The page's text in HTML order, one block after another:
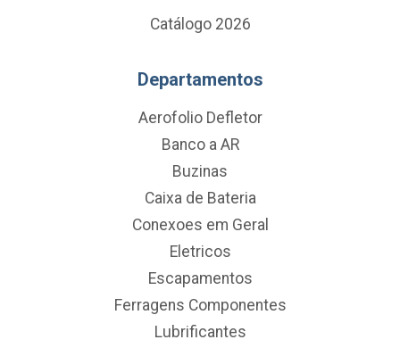
Catálogo 2026
Departamentos
Aerofolio Defletor
Banco a AR
Buzinas
Caixa de Bateria
Conexoes em Geral
Eletricos
Escapamentos
Ferragens Componentes
Lubrificantes